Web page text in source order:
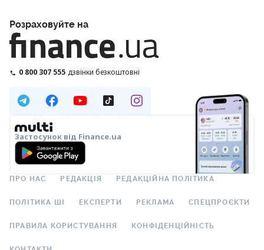
Розраховуйте на
0 800 307 555 дзвінки безкоштовні
Застосунок від Finance.ua
ПРО НАС РЕДАКЦІЯ РЕДАКЦІЙНА ПОЛІТИКА
ПОЛІТИКА ШІ ЕКСПЕРТИ РЕКЛАМА СПЕЦПРОЄКТИ
ПРАВИЛА КОРИСТУВАННЯ КОНФІДЕНЦІЙНІСТЬ